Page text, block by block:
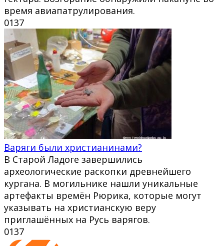
время авиапатрулирования.
0137
Варяги были христианинами?
В Старой Ладоге завершились
археологические раскопки древнейшего
кургана. В могильнике нашли уникальные
артефакты времён Рюрика, которые могут
указывать на христианскую веру
приглашённых на Русь варягов.
0137